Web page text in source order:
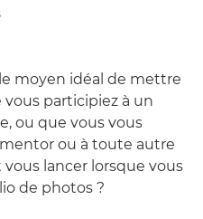
moyen idéal de mettre
participiez à un
ou que vous vous
ou à toute autre
lancer lorsque vous
de photos ?